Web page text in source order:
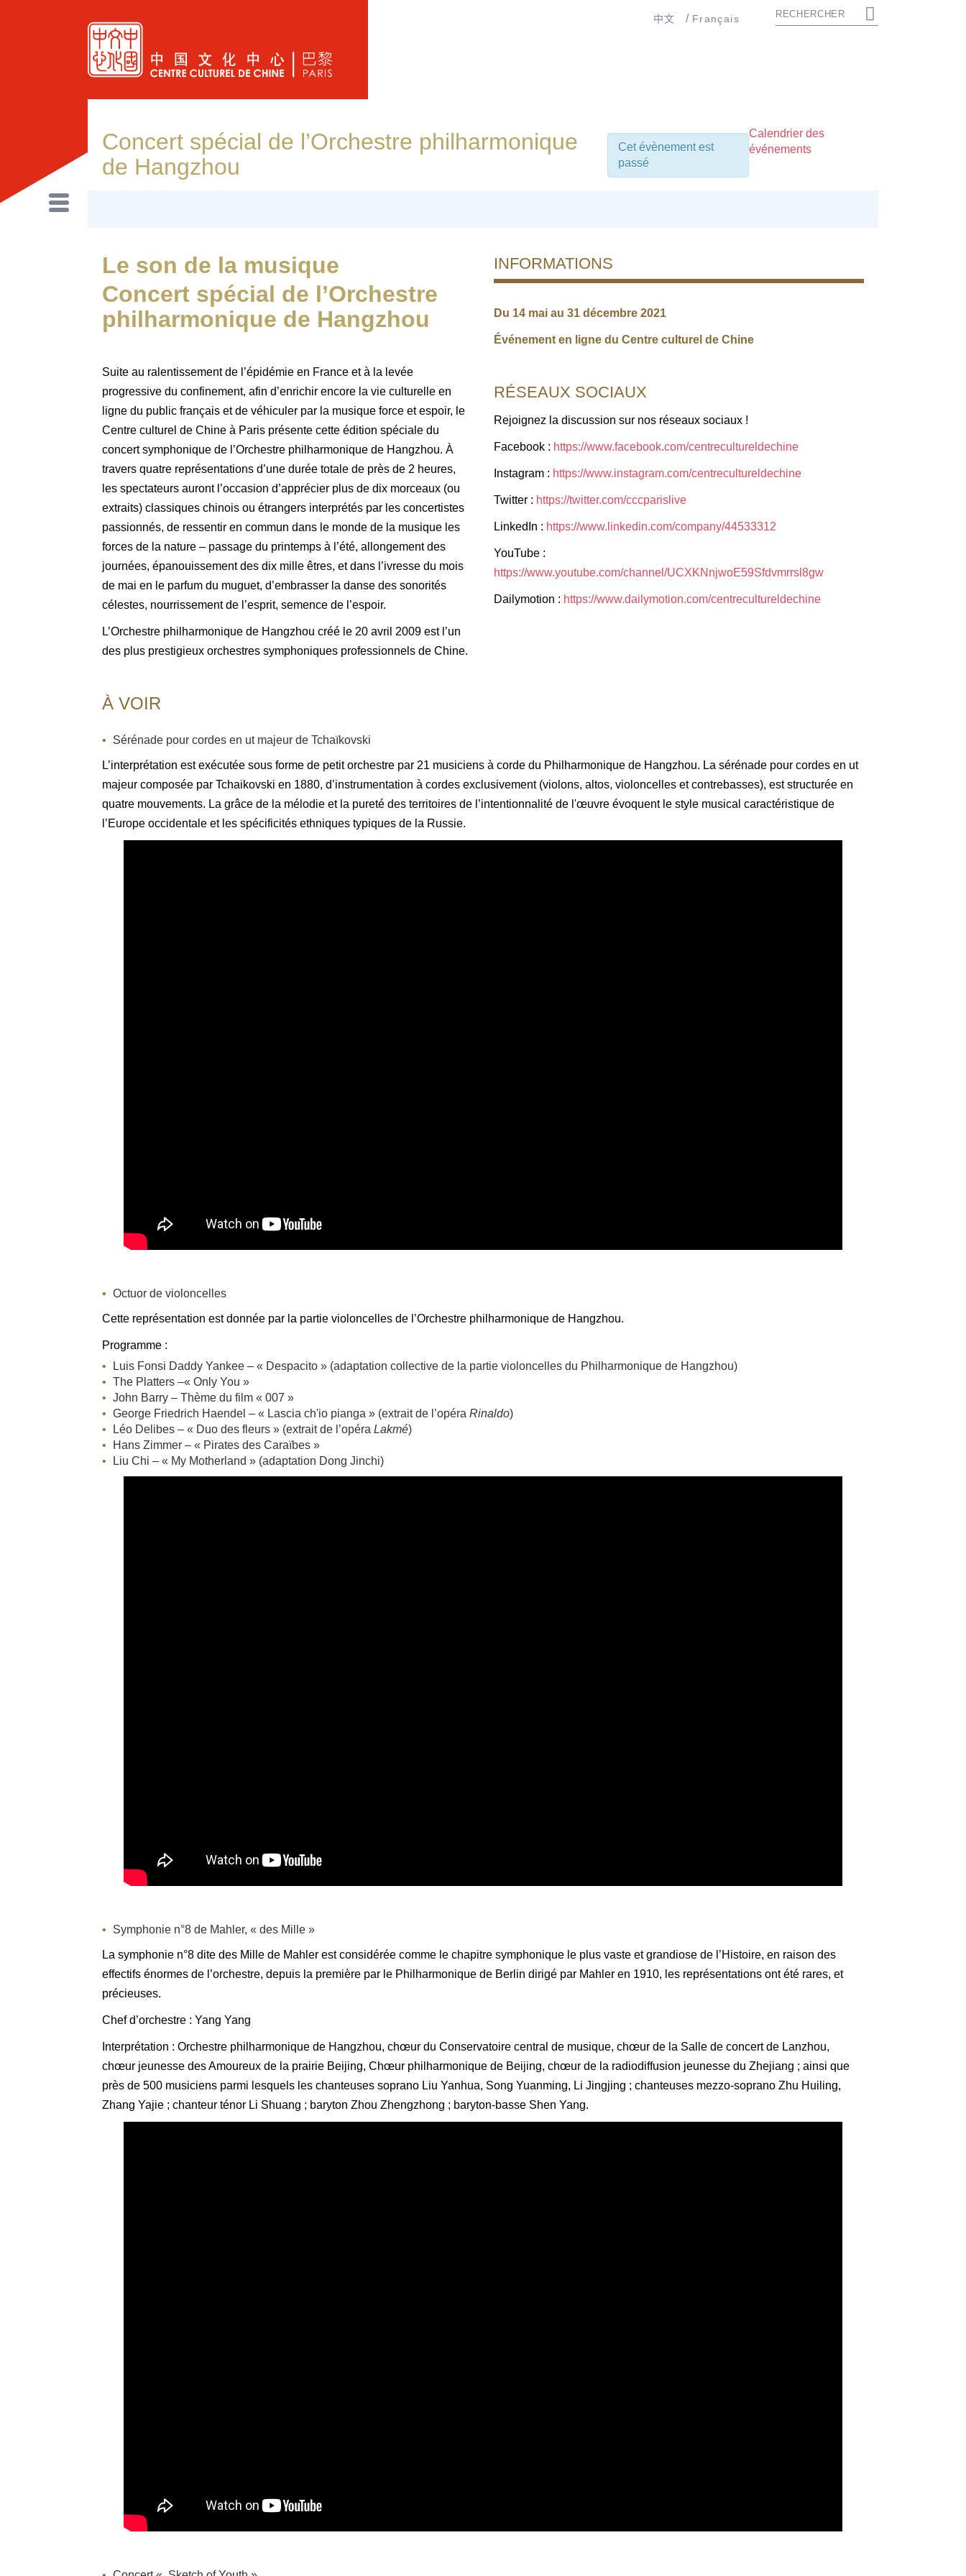
Français
中文
Calendrier des
événements
Cet évènement est
passé
Concert spécial de l’Orchestre philharmonique
de Hangzhou
Le son de la musique
Concert spécial de l’Orchestre
philharmonique de Hangzhou
Suite au ralentissement de l’épidémie en France et à la levée
progressive du confinement, afin d’enrichir encore la vie culturelle en
ligne du public français et de véhiculer par la musique force et espoir, le
Centre culturel de Chine à Paris présente cette édition spéciale du
concert symphonique de l’Orchestre philharmonique de Hangzhou. À
travers quatre représentations d’une durée totale de près de 2 heures,
les spectateurs auront l’occasion d’apprécier plus de dix morceaux (ou
extraits) classiques chinois ou étrangers interprétés par les concertistes
passionnés, de ressentir en commun dans le monde de la musique les
forces de la nature – passage du printemps à l’été, allongement des
journées, épanouissement des dix mille êtres, et dans l’ivresse du mois
de mai en le parfum du muguet, d’embrasser la danse des sonorités
célestes, nourrissement de l’esprit, semence de l’espoir.
L’Orchestre philharmonique de Hangzhou créé le 20 avril 2009 est l’un
des plus prestigieux orchestres symphoniques professionnels de Chine.
INFORMATIONS
Du 14 mai au 31 décembre 2021
Événement en ligne du Centre culturel de Chine
RÉSEAUX SOCIAUX
Rejoignez la discussion sur nos réseaux sociaux !
Facebook : https://www.facebook.com/centrecultureldechine
Instagram : https://www.instagram.com/centrecultureldechine
Twitter : https://twitter.com/cccparislive
LinkedIn : https://www.linkedin.com/company/44533312
YouTube :
https://www.youtube.com/channel/UCXKNnjwoE59Sfdvmrrsl8gw
Dailymotion : https://www.dailymotion.com/centrecultureldechine
À VOIR
Sérénade pour cordes en ut majeur de Tchaïkovski
L’interprétation est exécutée sous forme de petit orchestre par 21 musiciens à corde du Philharmonique de Hangzhou. La sérénade pour cordes en ut
majeur composée par Tchaikovski en 1880, d’instrumentation à cordes exclusivement (violons, altos, violoncelles et contrebasses), est structurée en
quatre mouvements. La grâce de la mélodie et la pureté des territoires de l’intentionnalité de l'œuvre évoquent le style musical caractéristique de
l’Europe occidentale et les spécificités ethniques typiques de la Russie.
Octuor de violoncelles
Cette représentation est donnée par la partie violoncelles de l’Orchestre philharmonique de Hangzhou.
Programme :
Luis Fonsi Daddy Yankee – « Despacito » (adaptation collective de la partie violoncelles du Philharmonique de Hangzhou)
The Platters –« Only You »
John Barry – Thème du film « 007 »
George Friedrich Haendel – « Lascia ch'io pianga » (extrait de l’opéra Rinaldo)
Léo Delibes – « Duo des fleurs » (extrait de l’opéra Lakmé)
Hans Zimmer – « Pirates des Caraïbes »
Liu Chi – « My Motherland » (adaptation Dong Jinchi)
Symphonie n°8 de Mahler, « des Mille »
La symphonie n°8 dite des Mille de Mahler est considérée comme le chapitre symphonique le plus vaste et grandiose de l’Histoire, en raison des
effectifs énormes de l’orchestre, depuis la première par le Philharmonique de Berlin dirigé par Mahler en 1910, les représentations ont été rares, et
précieuses.
Chef d’orchestre : Yang Yang
Interprétation : Orchestre philharmonique de Hangzhou, chœur du Conservatoire central de musique, chœur de la Salle de concert de Lanzhou,
chœur jeunesse des Amoureux de la prairie Beijing, Chœur philharmonique de Beijing, chœur de la radiodiffusion jeunesse du Zhejiang ; ainsi que
près de 500 musiciens parmi lesquels les chanteuses soprano Liu Yanhua, Song Yuanming, Li Jingjing ; chanteuses mezzo-soprano Zhu Huiling,
Zhang Yajie ; chanteur ténor Li Shuang ; baryton Zhou Zhengzhong ; baryton-basse Shen Yang.